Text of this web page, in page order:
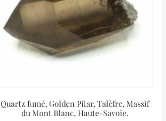
Quartz fumé, Golden Pilar, Talèfre, Massif
du Mont Blanc, Haute-Savoie.